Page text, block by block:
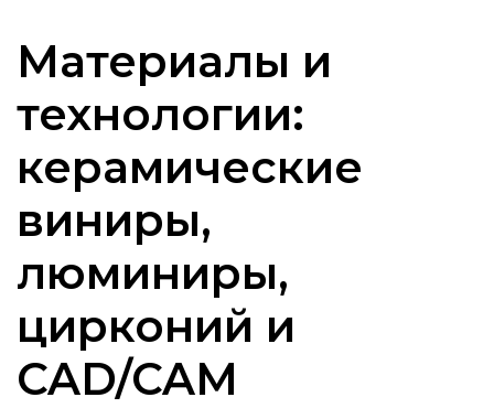
Материалы и
технологии:
керамические
виниры,
люминиры,
цирконий и
CAD/CAM